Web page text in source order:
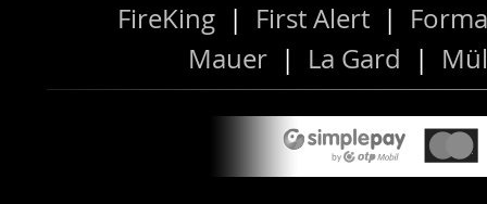
FireKing | First Alert |
Mauer | La Gard |